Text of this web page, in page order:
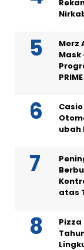
Merz
Mask
ubah
atas
Pizza